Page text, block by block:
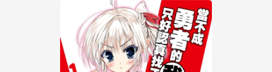
【公告】琅琅讀墨數位閱讀資產合併與書櫃開通申請